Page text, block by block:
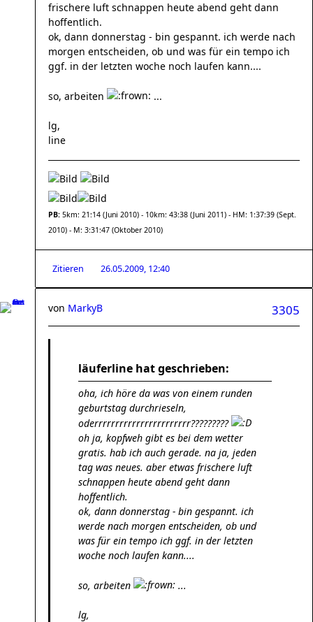
frischere luft schnappen heute abend geht dann
hoffentlich.
ok, dann donnerstag - bin gespannt. ich werde nach
morgen entscheiden, ob und was für ein tempo ich
ggf. in der letzten woche noch laufen kann....
so, arbeiten ...
lg,
line
PB: 5km: 21:14 (Juni 2010) - 10km: 43:38 (Juni 2011) - HM: 1:37:39 (Sept.
2010) - M: 3:31:47 (Oktober 2010)
Zitieren 26.05.2009, 12:40
3305
von MarkyB
läuferline hat geschrieben:
oha, ich höre da was von einem runden
geburtstag durchrieseln,
oderrrrrrrrrrrrrrrrrrrrrrr?????????
oh ja, kopfweh gibt es bei dem wetter
gratis. hab ich auch gerade. na ja, jeden
tag was neues. aber etwas frischere luft
schnappen heute abend geht dann
hoffentlich.
ok, dann donnerstag - bin gespannt. ich
werde nach morgen entscheiden, ob und
was für ein tempo ich ggf. in der letzten
woche noch laufen kann....
so, arbeiten ...
lg,